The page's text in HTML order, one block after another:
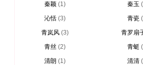
秦颖 (1) 秦玉
沁恬 (3) 青瓷
青岚风 (3)
青罗扇
青丝 (2) 青蜓
清朗 (1) 清清